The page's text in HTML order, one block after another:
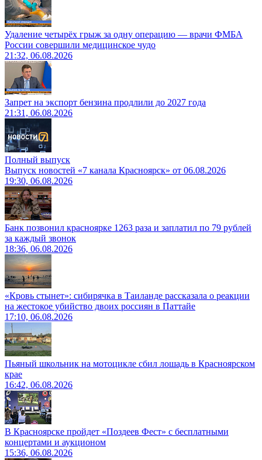
Удаление четырёх грыж за одну операцию — врачи ФМБА
России совершили медицинское чудо
21:32, 06.08.2026
Запрет на экспорт бензина продлили до 2027 года
21:31, 06.08.2026
Полный выпуск
Выпуск новостей «7 канала Красноярск» от 06.08.2026
19:30, 06.08.2026
Банк позвонил красноярке 1263 раза и заплатил по 79 рублей
за каждый звонок
18:36, 06.08.2026
«Кровь стынет»: сибирячка в Таиланде рассказала о реакции
на жестокое убийство двоих россиян в Паттайе
17:10, 06.08.2026
Пьяный школьник на мотоцикле сбил лошадь в Красноярском
крае
16:42, 06.08.2026
В Красноярске пройдет «Поздеев Фест» с бесплатными
концертами и аукционом
15:36, 06.08.2026